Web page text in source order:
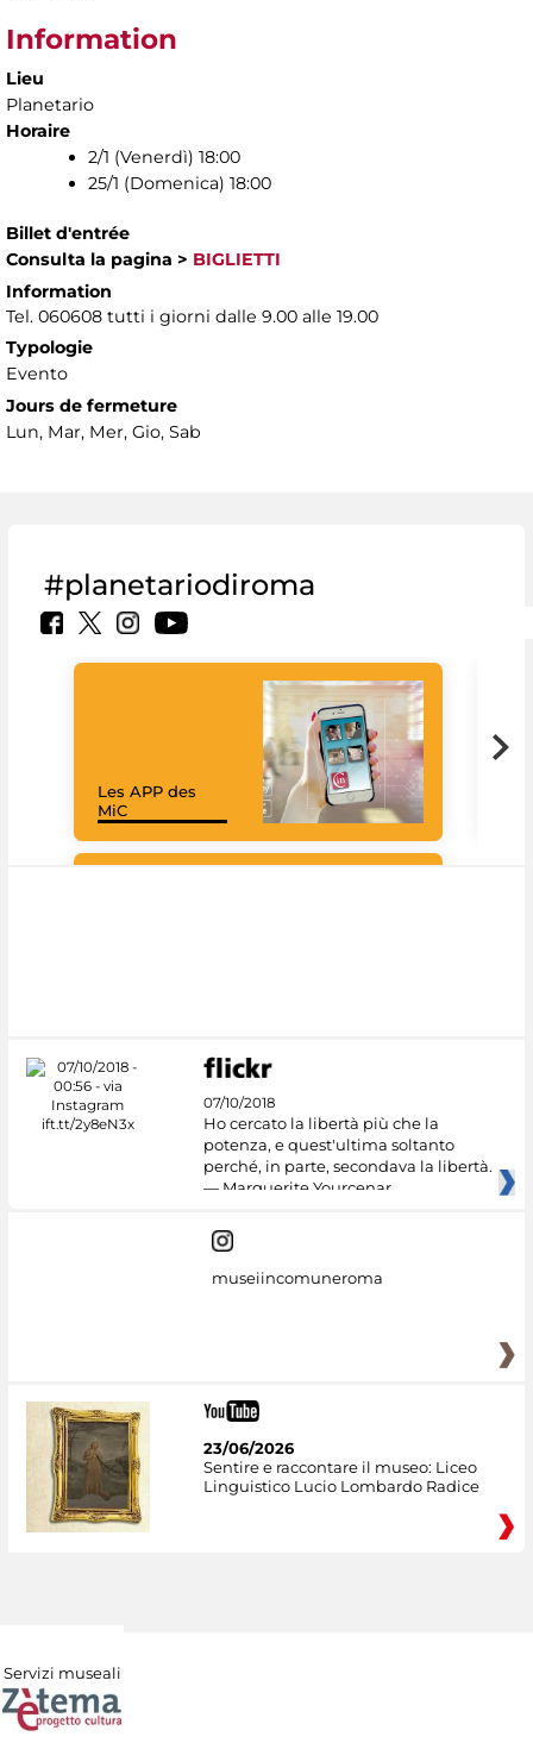
Information
Lieu
Planetario
Horaire
2/1 (Venerdì) 18:00
25/1 (Domenica) 18:00
Billet d'entrée
Consulta la pagina > BIGLIETTI
Information
Tel. 060608 tutti i giorni dalle 9.00 alle 19.00
Typologie
Evento
Jours de fermeture
Lun, Mar, Mer, Gio, Sab
#planetariodiroma
Les APP des
MiC
07/10/2018
Ho cercato la libertà più che la
potenza, e quest'ultima soltanto
perché, in parte, secondava la libertà.
— Marguerite Yourcenar
museiincomuneroma
23/06/2026
Sentire e raccontare il museo: Liceo
Linguistico Lucio Lombardo Radice
Servizi museali